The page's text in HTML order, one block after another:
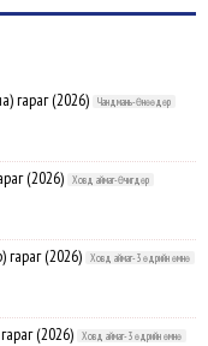
гараг (2026) Чандмань-Өнөөдөр
(2026) Ховд аймаг-Өчигдөр
гараг (2026) Ховд аймаг-3 өдрийн өмнө
(2026) Ховд аймаг-3 өдрийн өмнө